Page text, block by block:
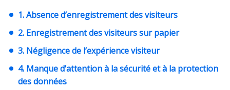
1. Absence d’enregistrement des visiteurs
2. Enregistrement des visiteurs sur papier
3. Négligence de l’expérience visiteur
4. Manque d’attention à la sécurité et à la protection
des données